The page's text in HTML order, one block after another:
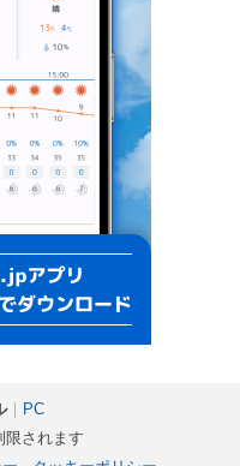
｜
PC
されます